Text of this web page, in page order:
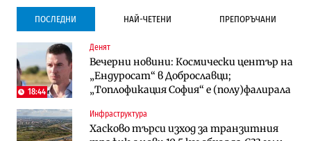
ПОСЛЕДНИ НАЙ-ЧЕТЕНИ ПРЕПОРЪЧАНИ
18:44
Денят
Вечерни новини: Космически център на
„Ендуросат“ в Доброславци;
„Топлофикация София“ e (полу)фалирала
Инфраструктура
Хасково търси изход за транзитния
Градоустройство
Столична община избра изпълнител за
преместването на трамвайното
трасе по бул. „Скобелев“
Компании
Vivacom предлага над 150 устройства с
Компании
Vivacom предлага над 150 устройства с
90% отстъпка през август
To:know
Последни дни с обозначаване на цените